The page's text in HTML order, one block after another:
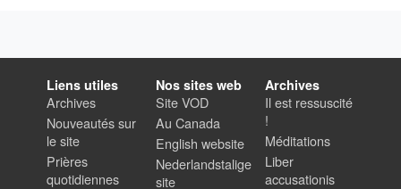
Liens utiles
Archives
Nouveautés sur
le site
Prières
quotidiennes
Nos sites web
Site VOD
Au Canada
English website
Nederlandstalige
site
Archives
Il est ressuscité
!
Méditations
Liber
accusationis